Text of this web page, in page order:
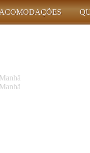
ACOMODAÇÕES